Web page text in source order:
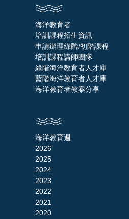
海洋教育者
培訓課程招生資訊
申請辦理綠階/初階課程
培訓課程講師團隊
綠階海洋教育者人才庫
藍階海洋教育者人才庫
海洋教育者教案分享
海洋教育週
2026
2025
2024
2023
2022
2021
2020